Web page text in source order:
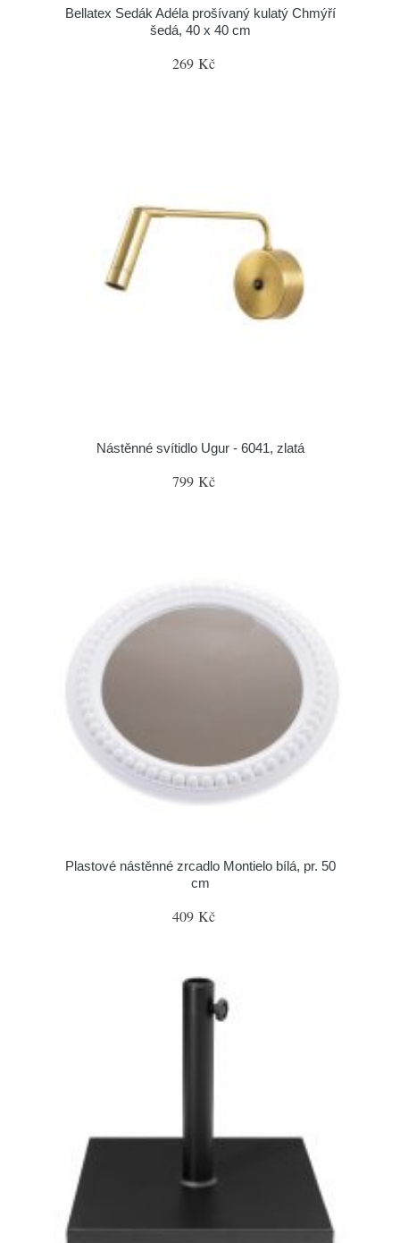
Bellatex Sedák Adéla prošívaný kulatý Chmýří
šedá, 40 x 40 cm
269 Kč
Nástěnné svítidlo Ugur - 6041, zlatá
799 Kč
Plastové nástěnné zrcadlo Montielo bílá, pr. 50
cm
409 Kč